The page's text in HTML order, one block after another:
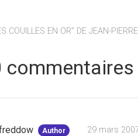
COUILLES EN OR” DE JEAN-
commentaires
Author 29 mars